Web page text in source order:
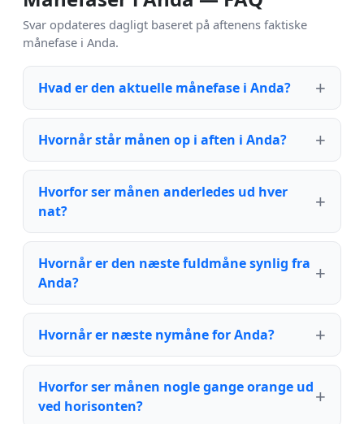
Svar opdateres dagligt baseret på aftenens faktiske
månefase i Anda.
Hvad er den aktuelle månefase i Anda?
Hvornår står månen op i aften i Anda?
Hvorfor ser månen anderledes ud hver
nat?
Hvornår er den næste fuldmåne synlig fra
Anda?
Hvornår er næste nymåne for Anda?
Hvorfor ser månen nogle gange orange ud
ved horisonten?